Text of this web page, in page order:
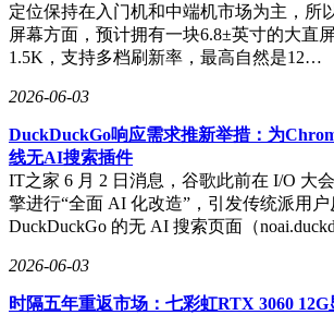
定位保持在入门机和中端机市场为主，所
屏幕方面，预计拥有一块6.8±英寸的大直
1.5K，支持多档刷新率，最高自然是12…
2026-06-03
DuckDuckGo响应需求推新举措：为
线无AI搜索插件
IT之家 6 月 2 日消息，谷歌此前在 I/O 大
擎进行“全面 AI 化改造”，引发传统派用
DuckDuckGo 的无 AI 搜索页面（
2026-06-03
时隔五年重返市场：七彩虹RTX 3060